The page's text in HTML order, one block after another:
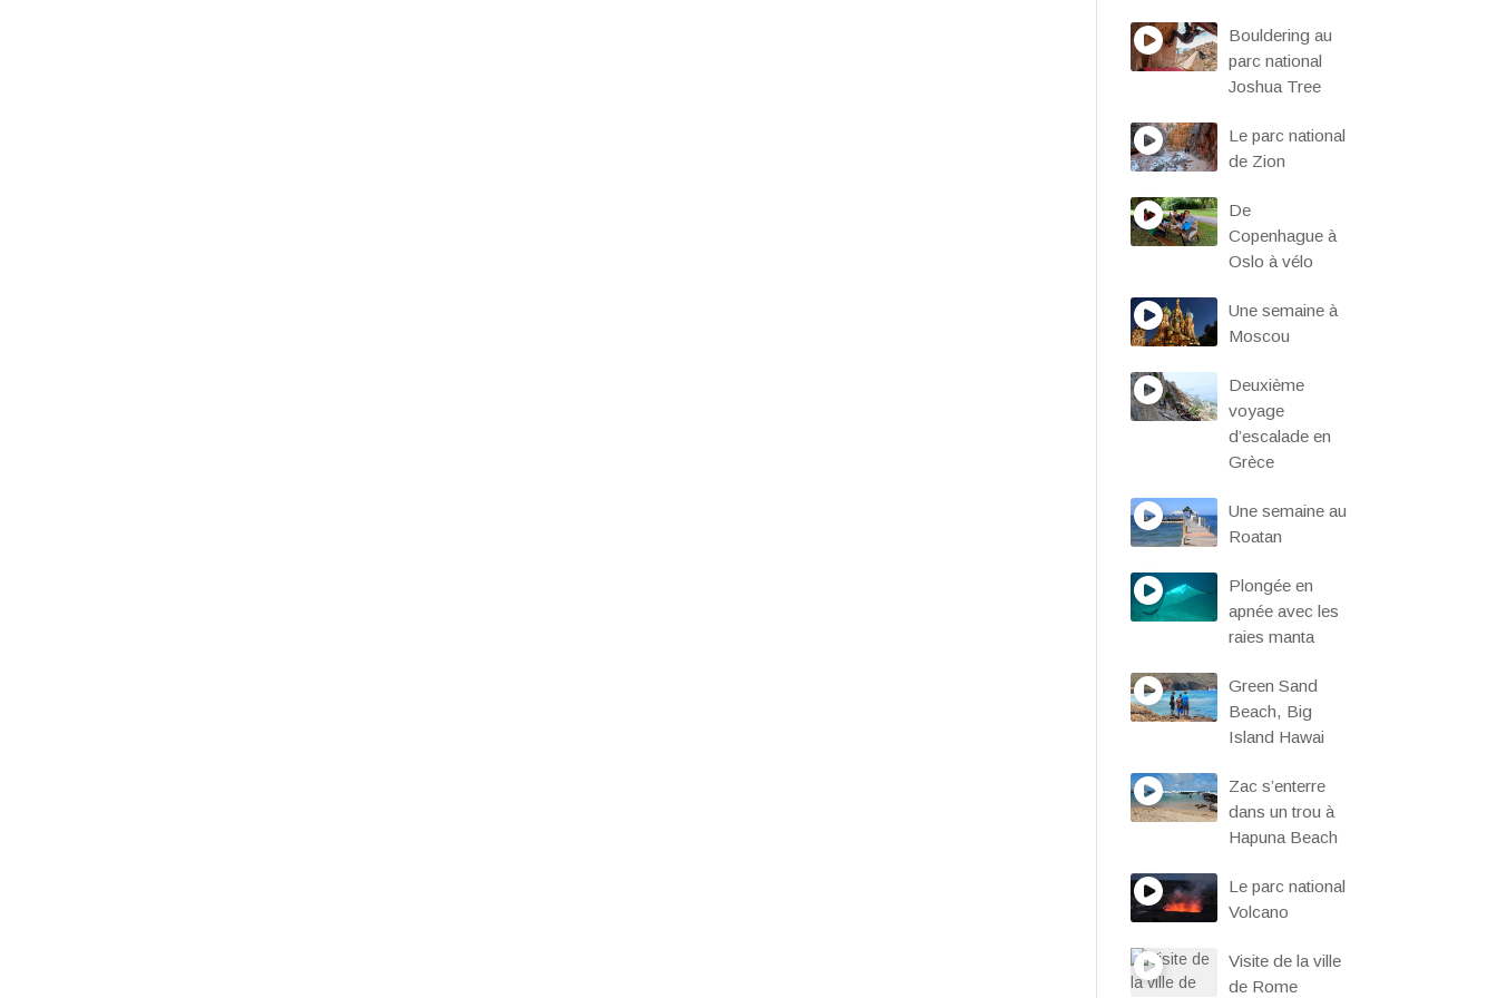
Bouldering au
parc national
Joshua Tree
Le parc national
de Zion
De
Copenhague à
Oslo à vélo
Une semaine à
Moscou
Deuxième
voyage
d’escalade en
Grèce
Une semaine au
Roatan
Plongée en
apnée avec les
raies manta
Green Sand
Beach, Big
Island Hawai
Zac s’enterre
dans un trou à
Hapuna Beach
Le parc national
Volcano
Visite de la ville
de Rome